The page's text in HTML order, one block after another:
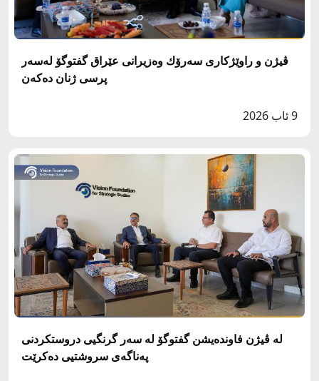
ڤيژن و راوێژكارى سه‌رۆك وه‌زيرانى عێراق گفتوگۆ له‌سەر
پرسى ژنان دەکەن
9 ئاب 2026
له‌ ڤيژن فاونده‌يشن گفتوگۆ لە سەر گرنگيى دروستكردنى
په‌ناگه‌ى سروشتيى دەکرێت